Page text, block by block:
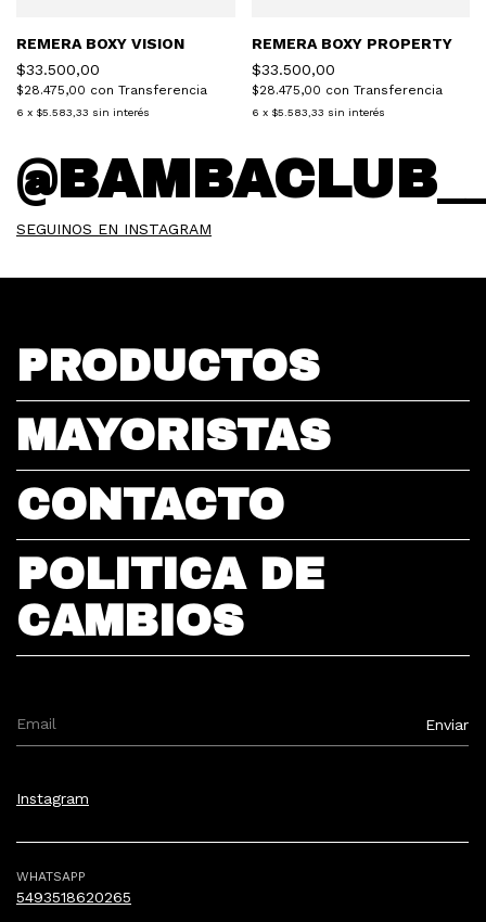
REMERA BOXY VISION
$33.500,00
$28.475,00 con Transferencia
6 x $5.583,33 sin interés
REMERA BOXY PROPERTY
$33.500,00
$28.475,00 con Transferencia
6 x $5.583,33 sin interés
SEGUINOS EN INSTAGRAM
PRODUCTOS
MAYORISTAS
CONTACTO
POLITICA DE
CAMBIOS
Instagram
WHATSAPP
5493518620265